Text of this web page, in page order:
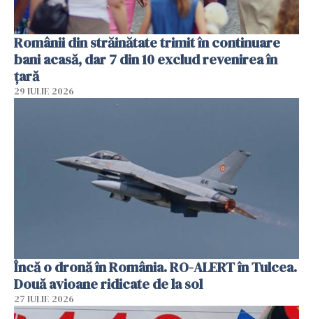
Românii din străinătate trimit în continuare
bani acasă, dar 7 din 10 exclud revenirea în
țară
29 IULIE 2026
Încă o dronă în România. RO-ALERT în Tulcea.
Două avioane ridicate de la sol
27 IULIE 2026